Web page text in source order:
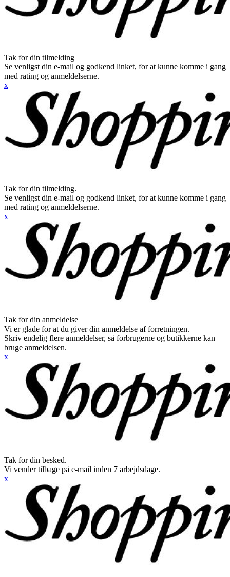
Tak for din tilmelding
Se venligst din e-mail og godkend linket, for at kunne komme i gang
med rating og anmeldelserne.
x
Tak for din tilmelding.
Se venligst din e-mail og godkend linket, for at kunne komme i gang
med rating og anmeldelserne.
x
Tak for din anmeldelse
Vi er glade for at du giver din anmeldelse af forretningen.
Skriv endelig flere anmeldelser, så forbrugerne og butikkerne kan
bruge anmeldelsen.
x
Tak for din besked.
Vi vender tilbage på e-mail inden 7 arbejdsdage.
x